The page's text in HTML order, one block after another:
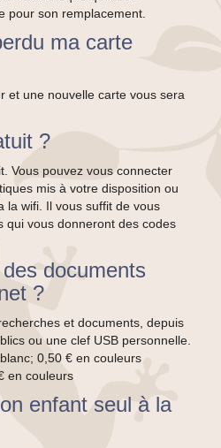
pour son remplacement.
ma carte
et une nouvelle carte vous sera
?
Vous pouvez vous connecter
mis à votre disposition ou
la wifi. Il vous suffit de vous
qui vous donneront des codes
documents
?
et documents, depuis
ou une clef USB personnelle.
0,50 € en couleurs
en couleurs
enfant seul à la